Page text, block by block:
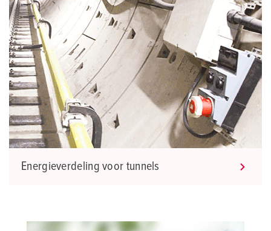
Energieverdeling voor tunnels